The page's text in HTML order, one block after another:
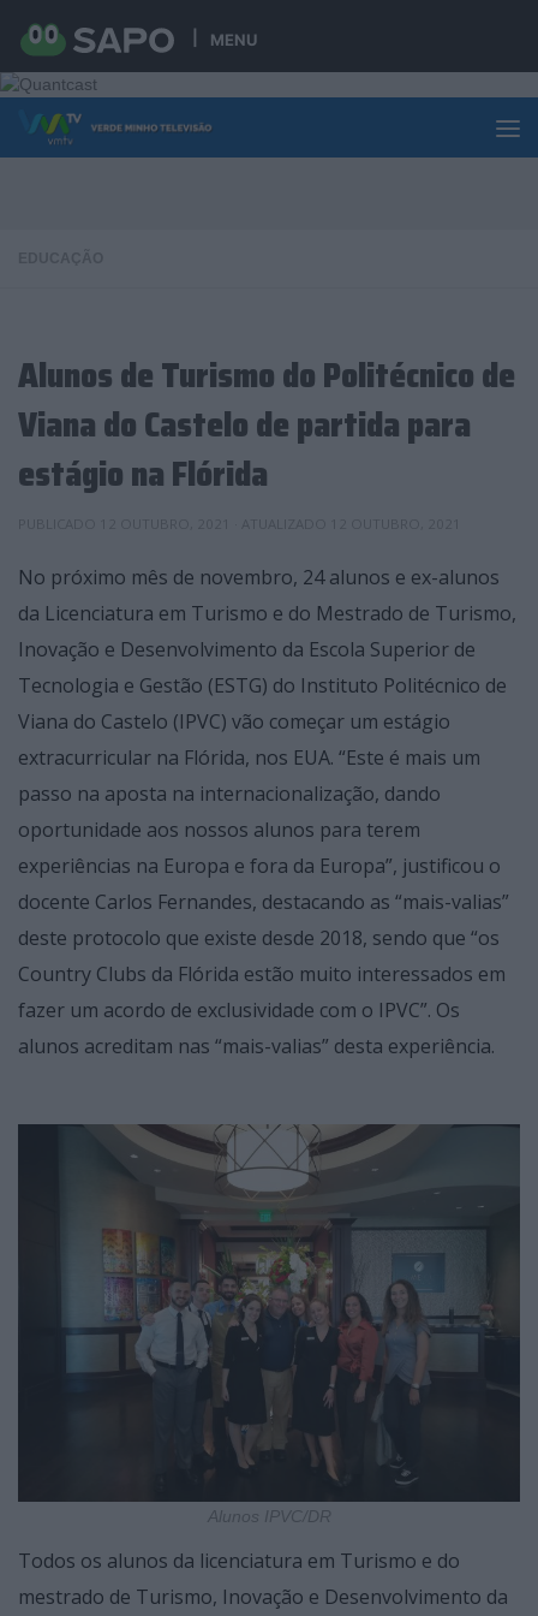
MENU
Skip to content
Alunos de Turismo do Politécnico de
Viana do Castelo de partida para
estágio na Flórida
No próximo mês de novembro, 24 alunos e ex-alunos
da Licenciatura em Turismo e do Mestrado de Turismo,
Inovação e Desenvolvimento da Escola Superior de
Tecnologia e Gestão (ESTG) do Instituto Politécnico de
Viana do Castelo (IPVC) vão começar um estágio
extracurricular na Flórida, nos EUA. “Este é mais um
passo na aposta na internacionalização, dando
oportunidade aos nossos alunos para terem
experiências na Europa e fora da Europa”, justificou o
docente Carlos Fernandes, destacando as “mais-valias”
deste protocolo que existe desde 2018, sendo que “os
Country Clubs da Flórida estão muito interessados em
fazer um acordo de exclusividade com o IPVC”. Os
alunos acreditam nas “mais-valias” desta experiência.
Alunos IPVC/DR
Todos os alunos da licenciatura em Turismo e do
mestrado de Turismo, Inovação e Desenvolvimento da